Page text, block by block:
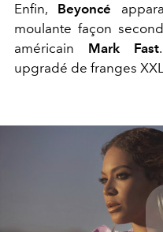
Enfin, Beyoncé
moulante façon
américain Mark Fast
upgradé de franges